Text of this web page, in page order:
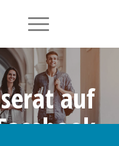
auf